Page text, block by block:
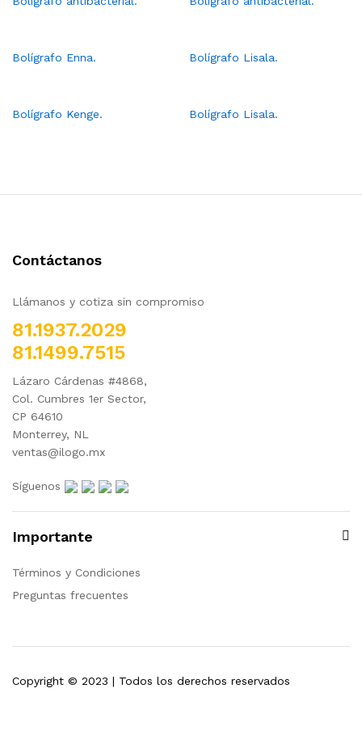
Bolígrafo Enna. Bolígrafo Lisala.
Bolígrafo Kenge. Bolígrafo Lisala.
Contáctanos
Llámanos y cotiza sin compromiso
81.1937.2029
81.1499.7515
Lázaro Cárdenas #4868,
Col. Cumbres 1er Sector,
CP 64610
Monterrey, NL
ventas@ilogo.mx
Síguenos
Importante
Términos y Condiciones
Preguntas frecuentes
Copyright © 2023 | Todos los derechos reservados